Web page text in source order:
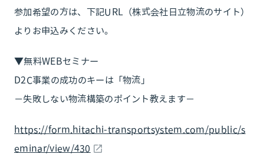
参加希望の方は、下記URL（株式会社日立物流のサイト）
よりお申込みください。
▼無料WEBセミナー
D2C事業の成功のキーは「物流」
－失敗しない物流構築のポイント教えます－
https://form.hitachi-transportsystem.com/public/s
eminar/view/430